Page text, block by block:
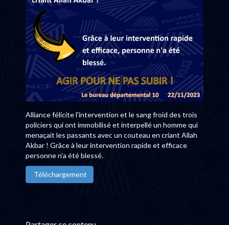
Alliance félicite l'intervention et le sang froid des trois
policiers qui ont immobilisé et interpellé un homme qui
menaçait les passants avec un couteau en criant Allah
Akbar ! Grâce à leur intervention rapide et efficace
personne n'a été blessé.
Téléchargement